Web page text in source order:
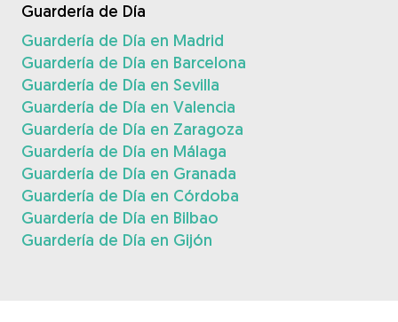
Guardería de Día
Guardería de Día en Madrid
Guardería de Día en Barcelona
Guardería de Día en Sevilla
Guardería de Día en Valencia
Guardería de Día en Zaragoza
Guardería de Día en Málaga
Guardería de Día en Granada
Guardería de Día en Córdoba
Guardería de Día en Bilbao
Guardería de Día en Gijón